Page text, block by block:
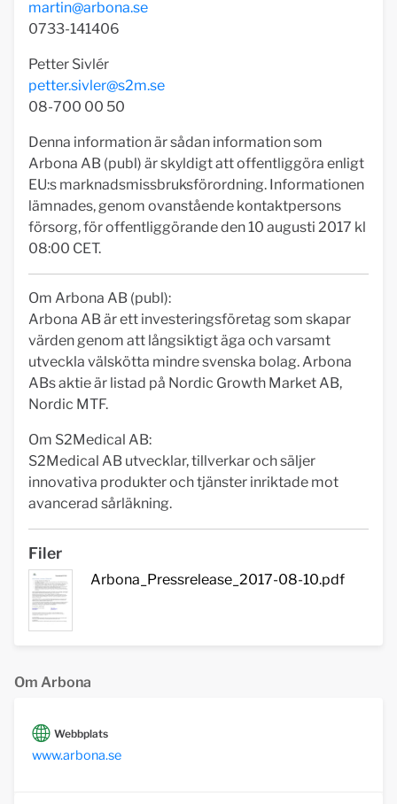
martin@arbona.se
0733-141406
Petter Sivlér
petter.sivler@s2m.se
08-700 00 50
Denna information är sådan information som
Arbona AB (publ) är skyldigt att offentliggöra enligt
EU:s marknadsmissbruksförordning. Informationen
lämnades, genom ovanstående kontaktpersons
försorg, för offentliggörande den 10 augusti 2017 kl
08:00 CET.
Om Arbona AB (publ):
Arbona AB är ett investeringsföretag som skapar
värden genom att långsiktigt äga och varsamt
utveckla välskötta mindre svenska bolag. Arbona
ABs aktie är listad på Nordic Growth Market AB,
Nordic MTF.
Om S2Medical AB:
S2Medical AB utvecklar, tillverkar och säljer
innovativa produkter och tjänster inriktade mot
avancerad sårläkning.
Filer
Arbona_Pressrelease_2017-08-10.pdf
Om Arbona
Webbplats
www.arbona.se